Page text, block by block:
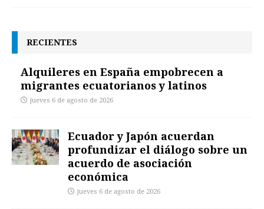
RECIENTES
Alquileres en España empobrecen a
migrantes ecuatorianos y latinos
jueves 6 de agosto de 2026
Ecuador y Japón acuerdan
profundizar el diálogo sobre un
acuerdo de asociación
económica
jueves 6 de agosto de 2026